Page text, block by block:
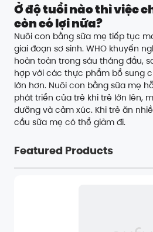
Ở độ tuổi nào thì việc
còn có lợi nữa?
Nuôi con bằng sữa mẹ tiếp tục
giai đoạn sơ sinh. WHO khuyến
hoàn toàn trong sáu tháng đầu,
hợp với các thực phẩm bổ sung
lớn hơn. Nuôi con bằng sữa mẹ
phát triển của trẻ khi trẻ lớn lên,
dưỡng và cảm xúc. Khi trẻ ăn
cầu sữa mẹ có thể giảm đi.
Featured Products